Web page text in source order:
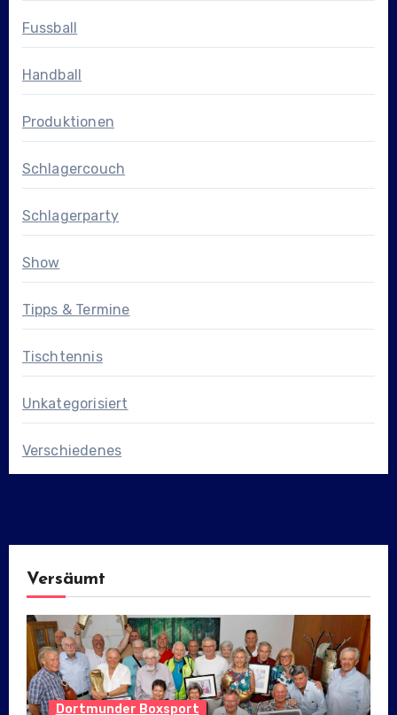
Fussball
Handball
Produktionen
Schlagercouch
Schlagerparty
Show
Tipps & Termine
Tischtennis
Unkategorisiert
Verschiedenes
Versäumt
Dortmunder Boxsport